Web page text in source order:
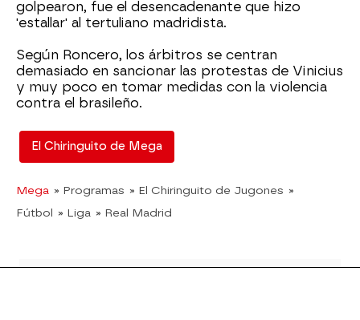
golpearon, fue el desencadenante que hizo
'estallar' al tertuliano madridista.
Según Roncero, los árbitros se centran
demasiado en sancionar las protestas de Vinicius
y muy poco en tomar medidas con la violencia
contra el brasileño.
El Chiringuito de Mega
Mega » Programas » El Chiringuito de Jugones »
Fútbol » Liga » Real Madrid